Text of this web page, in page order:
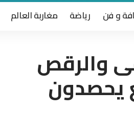
و فن رياضة مغاربة العالم
والرقص
يحصدون